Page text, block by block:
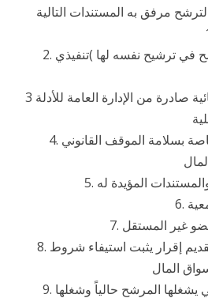
2. الصفة التي يرغب المرشح في ترشيح نفسه لها )تنفيذي
3 شهادة حديثة للحالة الجنائية صادرة من الإدارة العامة للأدلة
4. شهادة لمن يهمه الأمر خاصة بسلامة الموقف القانوني
8. للمرشحين المستقلين، تقديم إقرار يثبت استيفاء شروط
9. بيان بكافة العضويات التي يشغلها المرشح حالياً وشغلها